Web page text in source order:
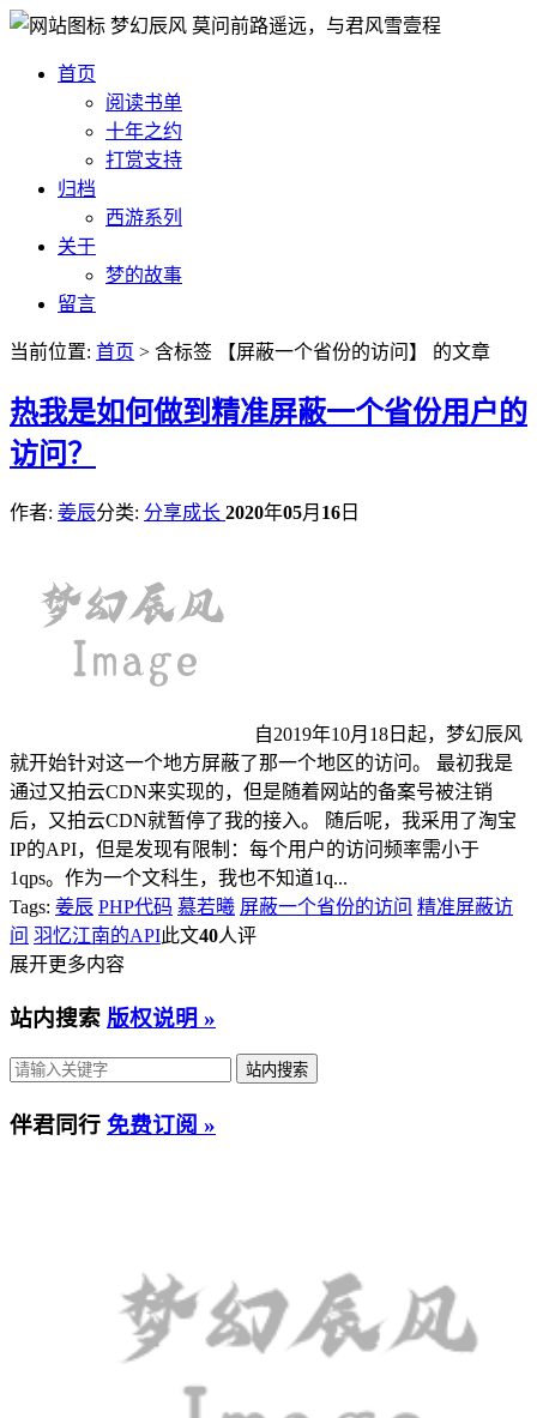
梦幻辰风 莫问前路遥远，与君风雪壹程
首页
阅读书单
十年之约
打赏支持
归档
西游系列
关于
梦的故事
留言
当前位置: 首页 > 含标签 【屏蔽一个省份的访问】 的文章
热我是如何做到精准屏蔽一个省份用户的
访问？
作者: 姜辰分类: 分享成长 2020年05月 16 日
自2019年10月18日起，梦幻辰风
就开始针对这一个地方屏蔽了那一个地区的访问。 最初我是
通过又拍云CDN来实现的，但是随着网站的备案号被注销
后，又拍云CDN就暂停了我的接入。 随后呢，我采用了淘宝
IP的API，但是发现有限制：每个用户的访问频率需小于
1qps。作为一个文科生，我也不知道1q...
Tags: 姜辰 PHP代码 慕若曦 屏蔽一个省份的访问 精准屏蔽访
问 羽忆江南的API此文40人评
展开更多内容
站内搜索 版权说明 »
伴君同行 免费订阅 »